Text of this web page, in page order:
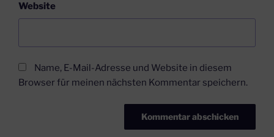
Website
Name, E-Mail-Adresse und Website in diesem
Browser für meinen nächsten Kommentar speichern.